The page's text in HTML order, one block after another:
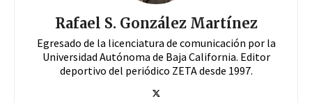
Rafael S. González Martínez
Egresado de la licenciatura de comunicación por la
Universidad Autónoma de Baja California. Editor
deportivo del periódico ZETA desde 1997.